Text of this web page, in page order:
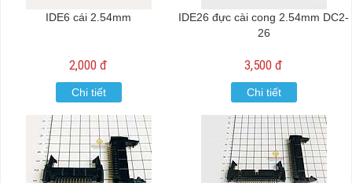
IDE6 cái 2.54mm
2,000 đ
Chi tiết
IDE26 đực cài cong 2.54mm DC2-
26
3,500 đ
Chi tiết